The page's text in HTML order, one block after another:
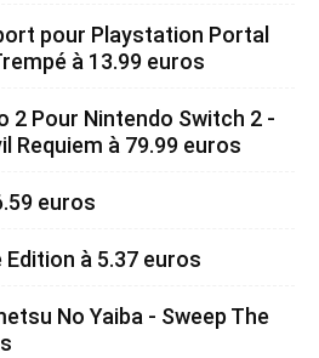
pour Playstation Portal
à 13.99 euros
2 Pour Nintendo Switch 2 -
Requiem à 79.99 euros
euros
Edition à 5.37 euros
No Yaiba - Sweep The